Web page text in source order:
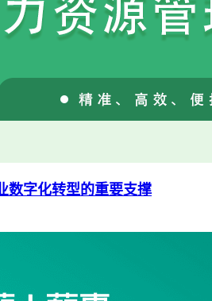
数字化转型的重要支撑